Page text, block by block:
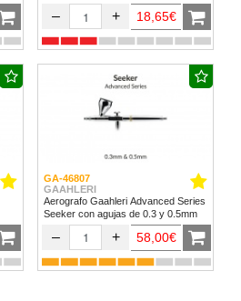
– + 18,65€
GA-46807
GAAHLERI
Aerografo Gaahleri Advanced Series
Seeker con agujas de 0.3 y 0.5mm
– + 58,00€